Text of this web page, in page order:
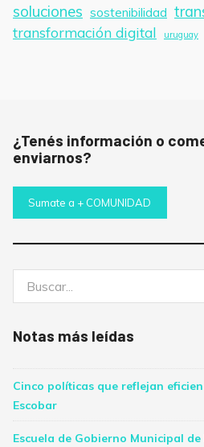
soluciones sostenibilidad
transformación digital uruguay
¿Tenés información o
enviarnos?
Sumate a + COMUNIDAD
Notas más leídas
Cinco políticas que reflejan
Escobar
Escuela de Gobierno Municipal